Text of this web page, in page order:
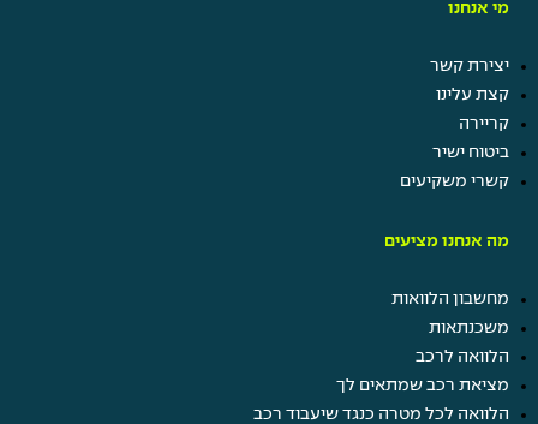
מי אנחנו
יצירת קשר
קצת עלינו
קריירה
ביטוח ישיר
קשרי משקיעים
מה אנחנו מציעים
מחשבון הלוואות
משכנתאות
הלוואה לרכב
מציאת רכב שמתאים לך
הלוואה לכל מטרה כנגד שיעבוד רכב